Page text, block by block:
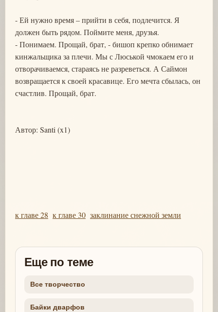
- Ей нужно время – прийти в себя, подлечится. Я
должен быть рядом. Поймите меня, друзья.
- Понимаем. Прощай, брат, - бишоп крепко обнимает
кинжальщика за плечи. Мы с Люськой чмокаем его и
отворачиваемся, стараясь не разреветься. А Саймон
возвращается к своей красавице. Его мечта сбылась, он
счастлив. Прощай, брат.
Автор: Santi (x1)
к главе 28 к главе 30 заклинание снежной земли
Еще по теме
Все творчество
Байки дварфов